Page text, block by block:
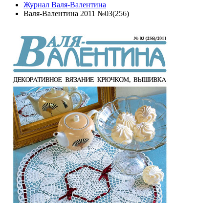
Журнал Валя-Валентина
Валя-Валентина 2011 №03(256)